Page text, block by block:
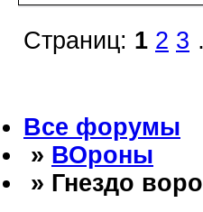
Страниц: 1 2 3
Все форумы
» ВОроны
» Гнездо